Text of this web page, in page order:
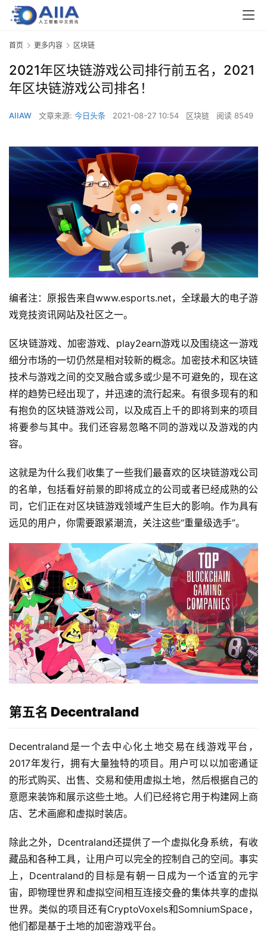
首页 更多内容 区块链
2021年区块链游戏公司排行前五名，2021
年区块链游戏公司排名！
AIIAW 文章来源: 今日头条 2021-08-27 10:54 区块链 阅读 8549
编者注：原报告来自www.esports.net，全球最大的电子游
戏竞技资讯网站及社区之一。
区块链游戏、加密游戏、play2earn游戏以及围绕这一游戏
细分市场的一切仍然是相对较新的概念。加密技术和区块链
技术与游戏之间的交叉融合或多或少是不可避免的，现在这
样的趋势已经出现了，并迅速的流行起来。有很多现有的和
有抱负的区块链游戏公司，以及成百上千的即将到来的项目
将要参与其中。我们还容易忽略不同的游戏以及游戏的内
容。
这就是为什么我们收集了一些我们最喜欢的区块链游戏公司
的名单，包括看好前景的即将成立的公司或者已经成熟的公
司，它们正在对区块链游戏领域产生巨大的影响。作为具有
远见的用户，你需要跟紧潮流，关注这些“重量级选手”。
第五名 Decentraland
Decentraland是一个去中心化土地交易在线游戏平台，
2017年发行，拥有大量独特的项目。用户可以以加密通证
的形式购买、出售、交易和使用虚拟土地，然后根据自己的
意愿来装饰和展示这些土地。人们已经将它用于构建网上商
店、艺术画廊和虚拟时装店。
除此之外，Dcentraland还提供了一个虚拟化身系统，有收
藏品和各种工具，让用户可以完全的控制自己的空间。事实
上，Dcentraland的目标是有朝一日成为一个适宜的元宇
宙，即物理世界和虚拟空间相互连接交叠的集体共享的虚拟
世界。类似的项目还有CryptoVoxels和SomniumSpace，
他们都是基于土地的加密游戏平台。